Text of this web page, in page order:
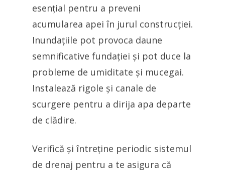
esențial pentru a preveni
acumularea apei în jurul construcției.
Inundațiile pot provoca daune
semnificative fundației și pot duce la
probleme de umiditate și mucegai.
Instalează rigole și canale de
scurgere pentru a dirija apa departe
de clădire.
Verifică și întreține periodic sistemul
de drenaj pentru a te asigura că